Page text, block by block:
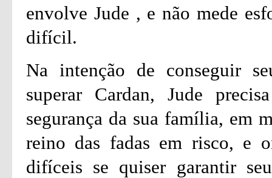
envolve Jude , e não mede
difícil.
Na intenção de conseguir
superar Cardan, Jude
segurança da sua família, em
reino das fadas em risco, e
difíceis se quiser garantir